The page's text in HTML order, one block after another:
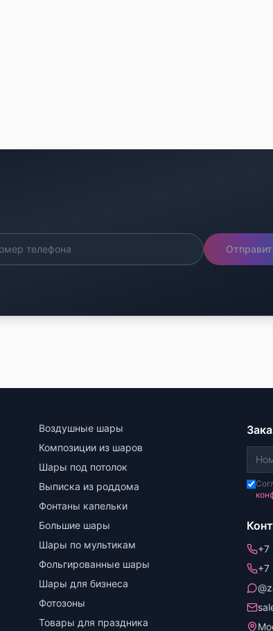
Воздушные шары
Композиции из шаров
Шары под потолок
Выписка из роддома
Фонтаны капельки
Большие шары
Шары по мультикам
Фольгированные шары
Шары для бизнеса
Фотозоны
Товары для праздника
+7
+7